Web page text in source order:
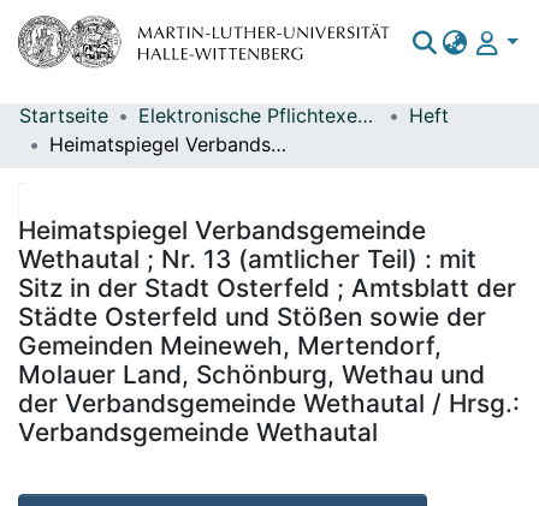
Bereiche & Sammlungen
Statistiken
Startseite Elektronische Pflichtexemplare
Heft
Heimatspiegel Verbandsgemeinde Wethautal ; Nr. 13 (amtlicher Teil) : mit Sitz in der Stadt Osterfeld ; Amtsblatt der Städte Osterfeld und Stößen sowie der Gemeinden Meineweh, Mertendorf, Molauer Land, Schönburg, Wethau und der Verbandsgemeinde Wethautal / Hrsg.: Verbandsgemeinde Wethautal
Heimatspiegel Verbandsgemeinde
Wethautal ; Nr. 13 (amtlicher Teil) : mit
Sitz in der Stadt Osterfeld ; Amtsblatt der
Städte Osterfeld und Stößen sowie der
Gemeinden Meineweh, Mertendorf,
Molauer Land, Schönburg, Wethau und
der Verbandsgemeinde Wethautal / Hrsg.:
Verbandsgemeinde Wethautal